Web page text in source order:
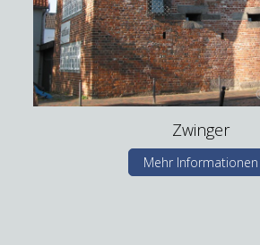
Zwinger
Mehr Informationen